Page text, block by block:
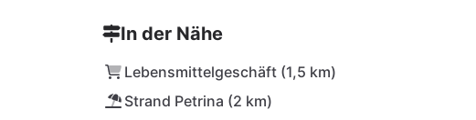
In der Nähe
Lebensmittelgeschäft (1,5 km)
Strand Petrina (2 km)